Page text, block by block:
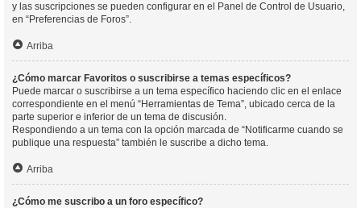
y las suscripciones se pueden configurar en el Panel de Control de Usuario,
en “Preferencias de Foros”.
Arriba
¿Cómo marcar Favoritos o suscribirse a temas específicos?
Puede marcar o suscribirse a un tema específico haciendo clic en el enlace
correspondiente en el menú “Herramientas de Tema”, ubicado cerca de la
parte superior e inferior de un tema de discusión.
Respondiendo a un tema con la opción marcada de “Notificarme cuando se
publique una respuesta” también le suscribe a dicho tema.
Arriba
¿Cómo me suscribo a un foro específico?